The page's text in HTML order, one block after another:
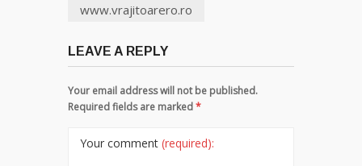
www.vrajitoarero.ro
LEAVE A REPLY
Your email address will not be published.
Required fields are marked*
Your comment (required):